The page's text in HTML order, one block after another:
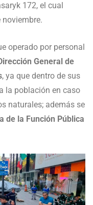
172, el cual
operado por personal
General de
, ya que dentro de sus
la población en caso
naturales; además se
de la Función Pública